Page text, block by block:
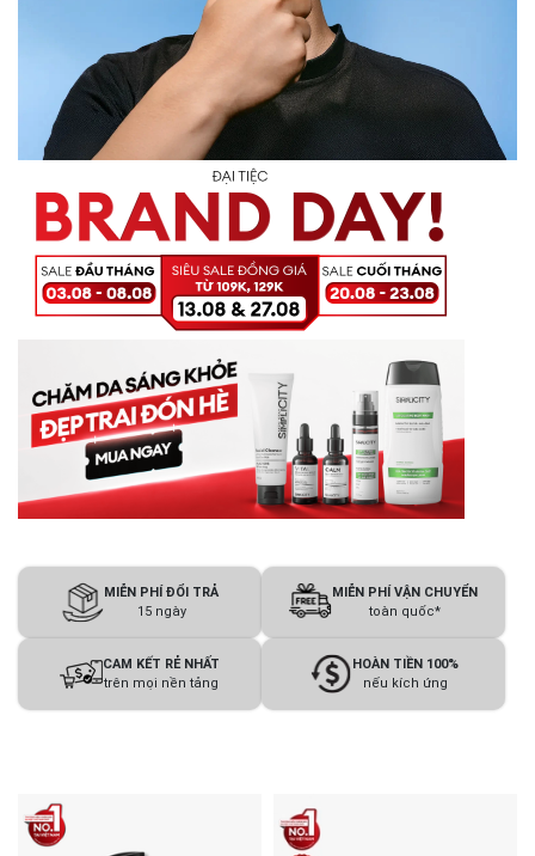
MIỄN PHÍ ĐỔI TRẢ
15 ngày
MIỄN PHÍ VẬN CHUYỂN
toàn quốc*
CAM KẾT RẺ NHẤT
trên mọi nền tảng
HOÀN TIỀN 100%
nếu kích ứng